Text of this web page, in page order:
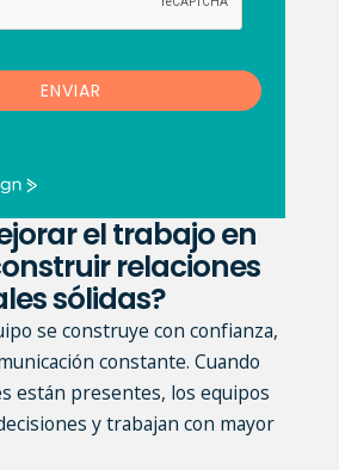
ENVIAR
el trabajo en
relaciones
sólidas?
se construye con confianza,
constante. Cuando
están presentes, los equipos
y trabajan con mayor